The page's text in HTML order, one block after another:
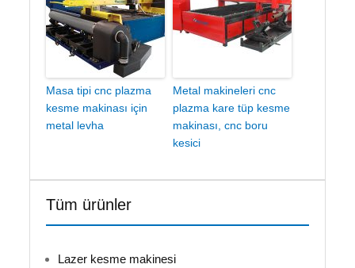
Masa tipi cnc plazma
kesme makinası için
metal levha
Metal makineleri cnc
plazma kare tüp kesme
makinası, cnc boru
kesici
Tüm ürünler
Lazer kesme makinesi